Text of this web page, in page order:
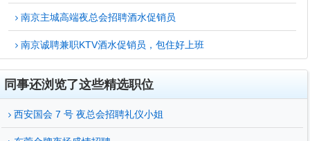
南京主城高端夜总会招聘酒水促销员
南京诚聘兼职KTV酒水促销员，包住好上班
同事还浏览了这些精选职位
西安国会 7 号 夜总会招聘礼仪小姐